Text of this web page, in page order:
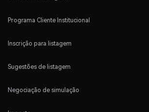
Programa Cliente Institucional
Inscrição para listagem
Sugestões de listagem
Negociação de simulação